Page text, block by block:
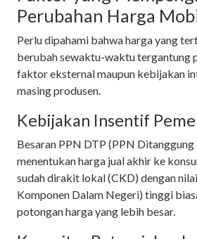
Perubahan Harga
Perlu dipahami bahwa harga yang
berubah sewaktu-waktu tergantung
faktor eksternal maupun kebijakan
masing produsen.
Kebijakan Insentif
Besaran PPN DTP (PPN
menentukan harga jual akhir ke
sudah dirakit lokal (CKD) dengan
Komponen Dalam Negeri) tinggi
potongan harga yang lebih besar.